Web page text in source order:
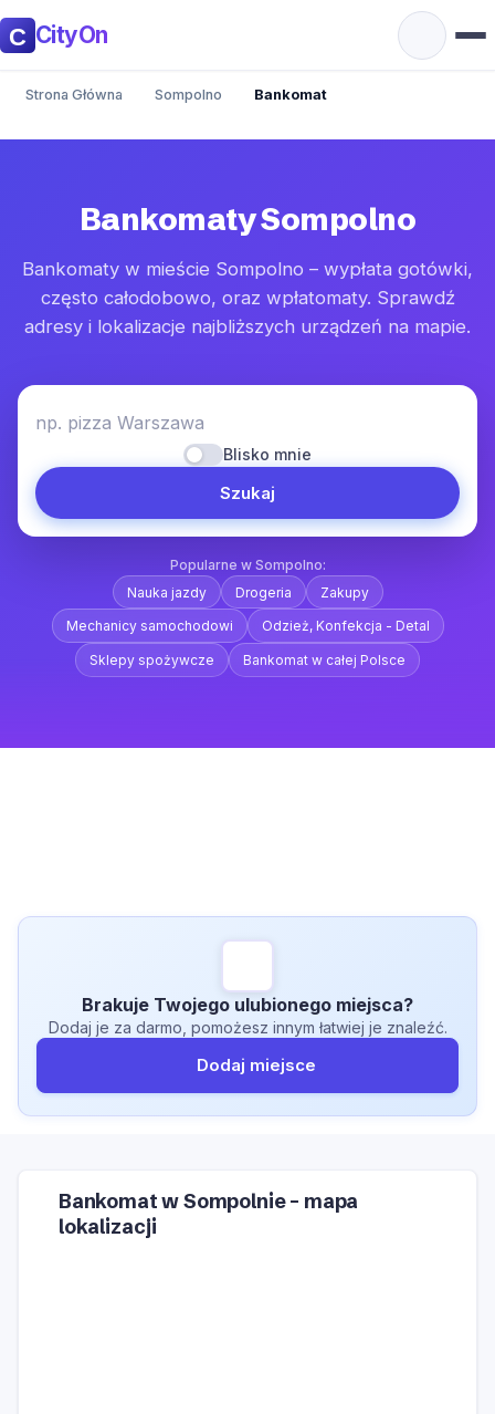
CityOn
Strona Główna Sompolno Bankomat
Bankomaty Sompolno
Bankomaty w mieście Sompolno – wypłata gotówki,
często całodobowo, oraz wpłatomaty. Sprawdź
adresy i lokalizacje najbliższych urządzeń na mapie.
np. pizza Warszawa
Blisko mnie
Szukaj
Popularne w Sompolno:
Nauka jazdy
Drogeria Zakupy
Mechanicy samochodowi Odzież, Konfekcja - Detal
Sklepy spożywcze Bankomat w całej Polsce
Brakuje Twojego ulubionego miejsca?
Dodaj je za darmo, pomożesz innym łatwiej je znaleźć.
Dodaj miejsce
Bankomat w Sompolnie – mapa
lokalizacji